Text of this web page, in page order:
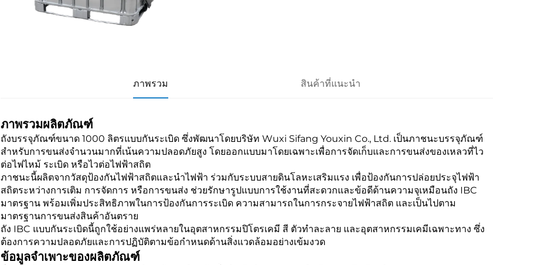
ภาพรวม สินค้าที่แนะนำ
ภาพรวมผลิตภัณฑ์
ถังบรรจุภัณฑ์ขนาด 1000 ลิตรแบบกันระเบิด ซึ่งพัฒนาโดยบริษัท Wuxi Sifang Youxin Co., Ltd. เป็นภาชนะบรรจุภัณฑ์
สำหรับการขนส่งจำนวนมากที่เน้นความปลอดภัยสูง โดยออกแบบมาโดยเฉพาะเพื่อการจัดเก็บและการขนส่งของเหลวที่ไว
ต่อไฟไหม้ ระเบิด หรือไวต่อไฟฟ้าสถิต
ภาชนะนี้ผลิตจากวัสดุป้องกันไฟฟ้าสถิตและนำไฟฟ้า ร่วมกับระบบสายดินโลหะเสริมแรง เพื่อป้องกันการปล่อยประจุไฟฟ้า
สถิตระหว่างการเติม การจัดการ หรือการขนส่ง ช่วยรักษารูปแบบการใช้งานที่สะดวกและข้อดีด้านความจุเหมือนถัง IBC
มาตรฐาน พร้อมเพิ่มประสิทธิภาพในการป้องกันการระเบิด ความสามารถในการกระจายไฟฟ้าสถิต และเป็นไปตาม
มาตรฐานการขนส่งสินค้าอันตราย
ถัง IBC แบบกันระเบิดนี้ถูกใช้อย่างแพร่หลายในอุตสาหกรรมปิโตรเคมี สี ตัวทำละลาย และอุตสาหกรรมเคมีเฉพาะทาง ซึ่ง
ต้องการความปลอดภัยและการปฏิบัติตามข้อกำหนดด้านสิ่งแวดล้อมอย่างเข้มงวด
ข้อมูลจำเพาะของผลิตภัณฑ์